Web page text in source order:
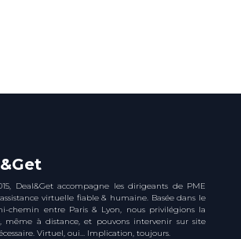
Deal&Get accompagne les dirigeants de PME
virtuelle fiable & humaine. Basée dans le
chemin entre Paris & Lyon, nous privilégions la
même à distance, et pouvons intervenir sur site
Virtuel, oui… Implication, toujours.